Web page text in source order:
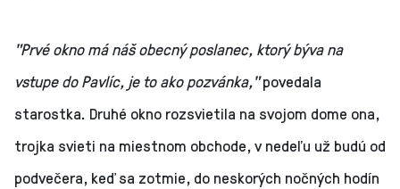
"Prvé okno má náš obecný poslanec, ktorý býva na
vstupe do Pavlíc, je to ako pozvánka,"povedala
starostka. Druhé okno rozsvietila na svojom dome ona,
trojka svieti na miestnom obchode, v nedeľu už budú od
podvečera, keď sa zotmie, do neskorých nočných hodín